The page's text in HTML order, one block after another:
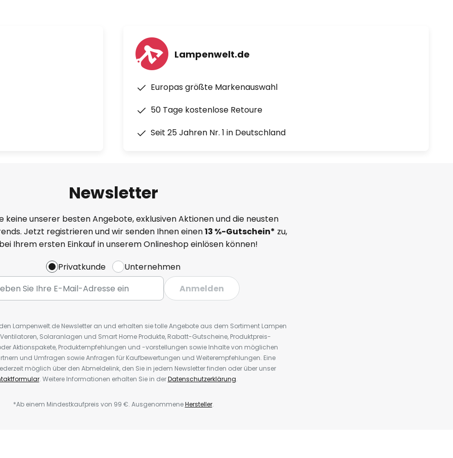
Lampenwelt.de
Europas größte Markenauswahl
50 Tage kostenlose Retoure
Seit 25 Jahren Nr. 1 in Deutschland
Newsletter
keine unserer besten Angebote, exklusiven Aktionen und die neusten
Jetzt registrieren und wir senden Ihnen einen13 %-Gutschein* zu,
Ihrem ersten Einkauf in unserem Onlineshop einlösen können!
Privatkunde
Unternehmen
Anmelden
Lampenwelt.de Newsletter an und erhalten sie tolle Angebote aus dem Sortiment Lampen
Solaranlagen und Smart Home Produkte, Rabatt-Gutscheine, Produktpreis-
Aktionspakete, Produktempfehlungen und -vorstellungen sowie Inhalte von möglichen
und Umfragen sowie Anfragen für Kaufbewertungen und Weiterempfehlungen. Eine
möglich über den Abmeldelink, den Sie in jedem Newsletter finden oder über unser
. Weitere Informationen erhalten Sie in derDatenschutzerklärung.
*Ab einem Mindestkaufpreis von 99 €. AusgenommeneHersteller.